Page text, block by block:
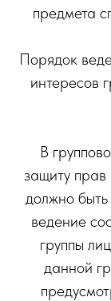
предмета
Порядок
интересов
В
защиту прав
должно
ведение
группы
данной